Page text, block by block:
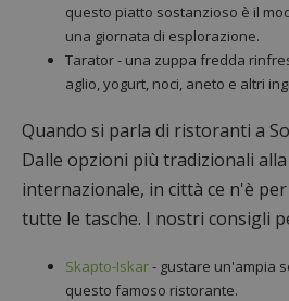
questo piatto sostanzioso è il
una giornata di esplorazione.
Tarator - una zuppa fredda
aglio, yogurt, noci, aneto e altri
Quando si parla di ristoranti a
Dalle opzioni più tradizionali alla
internazionale, in città ce n'è
tutte le tasche. I nostri consigli
Skapto-Iskar- gustare un'ampia
questo famoso ristorante.